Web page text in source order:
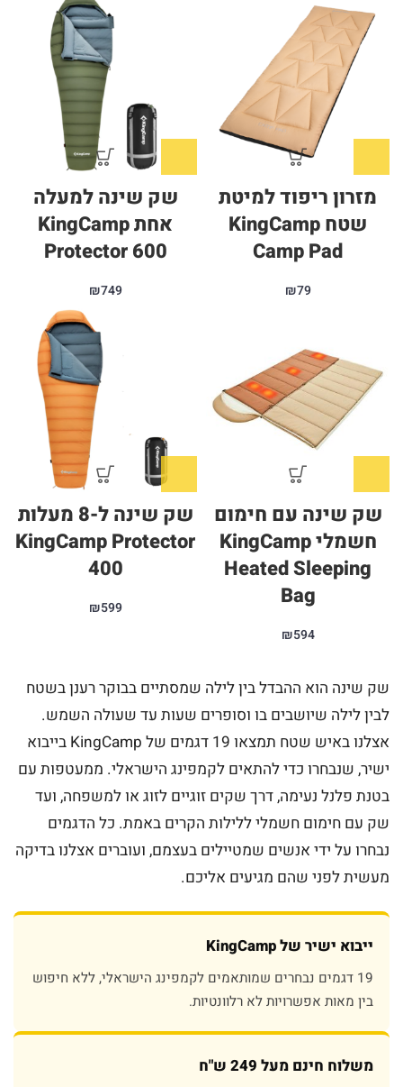
מזרון ריפוד למיטת
שטח KingCamp
Camp Pad
₪79
שק שינה למעלה
אחת KingCamp
Protector 600
₪749
שק שינה עם חימום
חשמלי KingCamp
Heated Sleeping
Bag
₪594
שק שינה ל-8 מעלות
KingCamp Protector
400
₪599
שק שינה הוא ההבדל בין לילה שמסתיים בבוקר רענן בשטח
לבין לילה שיושבים בו וסופרים שעות עד שעולה השמש.
אצלנו באיש שטח תמצאו 19 דגמים של KingCamp בייבוא
ישיר, שנבחרו כדי להתאים לקמפינג הישראלי. ממעטפות עם
בטנת פלנל נעימה, דרך שקים זוגיים לזוג או למשפחה, ועד
שק עם חימום חשמלי ללילות הקרים באמת. כל הדגמים
נבחרו על ידי אנשים שמטיילים בעצמם, ועוברים אצלנו בדיקה
מעשית לפני שהם מגיעים אליכם.
ייבוא ישיר של KingCamp
19 דגמים נבחרים שמותאמים לקמפינג הישראלי, ללא חיפוש
בין מאות אפשרויות לא רלוונטיות.
משלוח חינם מעל 249 ש"ח